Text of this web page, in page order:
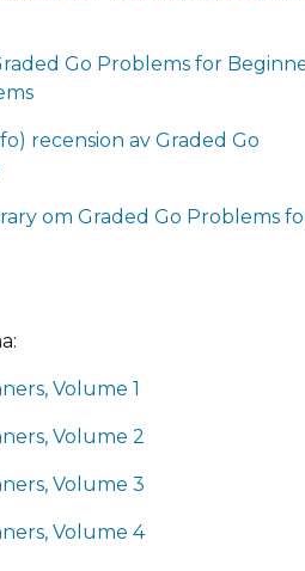
Go Problems for
recension av Graded Go
om Graded Go Problems
Volume 1
Volume 2
Volume 3
Volume 4